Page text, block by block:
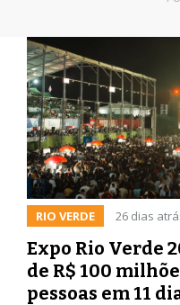
RIO VERDE 26 dias
Expo Rio Verde
de R$ 100
pessoas em 11